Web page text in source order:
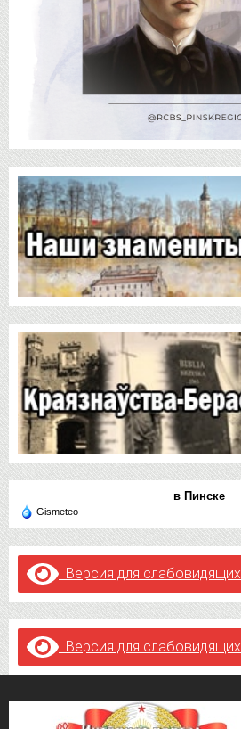
в Пинске
Gismeteo
Версия для слабовидящих
Версия для слабовидящих